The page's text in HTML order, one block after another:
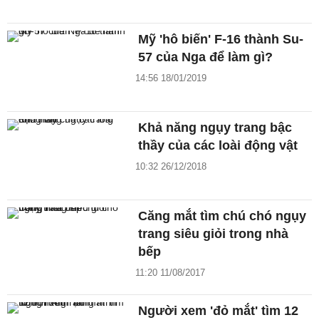
Mỹ 'hô biến' F-16 thành Su-
57 của Nga để làm gì?
14:56 18/01/2019
Khả năng ngụy trang bậc
thầy của các loài động vật
10:32 26/12/2018
Căng mắt tìm chú chó ngụy
trang siêu giỏi trong nhà
bếp
11:20 11/08/2017
Người xem 'đỏ mắt' tìm 12